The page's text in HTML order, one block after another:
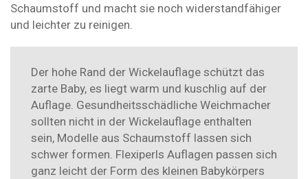
Schaumstoff und macht sie noch widerstandfähiger
und leichter zu reinigen.
Der hohe Rand der Wickelauflage schützt das
zarte Baby, es liegt warm und kuschlig auf der
Auflage. Gesundheitsschädliche Weichmacher
sollten nicht in der Wickelauflage enthalten
sein, Modelle aus Schaumstoff lassen sich
schwer formen. Flexiperls Auflagen passen sich
ganz leicht der Form des kleinen Babykörpers